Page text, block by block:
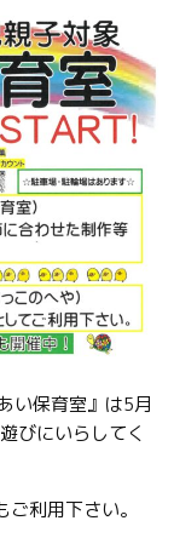
い保育室』は5月
びにいらしてく
利用下さい。